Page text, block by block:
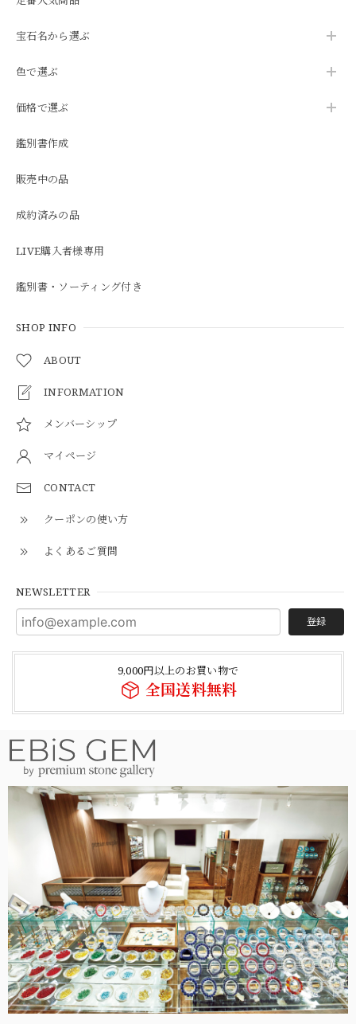
宝石名から選ぶ
色で選ぶ
価格で選ぶ
鑑別書作成
販売中の品
成約済みの品
LIVE購入者様専用
鑑別書・ソーティング付き
SHOP INFO
ABOUT
INFORMATION
メンバーシップ
マイページ
CONTACT
クーポンの使い方
よくあるご質問
NEWSLETTER
登録
9,000円以上のお買い物で
全国送料無料